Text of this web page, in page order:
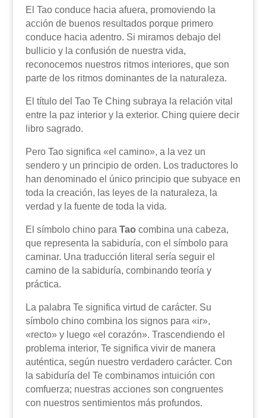
El Tao conduce hacia afuera, promoviendo la
acción de buenos resultados porque primero
conduce hacia adentro. Si miramos debajo del
bullicio y la confusión de nuestra vida,
reconocemos nuestros ritmos interiores, que son
parte de los ritmos dominantes de la naturaleza.
El título del Tao Te Ching subraya la relación vital
entre la paz interior y la exterior. Ching quiere decir
libro sagrado.
Pero Tao significa «el camino», a la vez un
sendero y un principio de orden. Los traductores lo
han denominado el único principio que subyace en
toda la creación, las leyes de la naturaleza, la
verdad y la fuente de toda la vida.
El símbolo chino para Tao combina una cabeza,
que representa la sabiduría, con el símbolo para
caminar. Una traducción literal sería seguir el
camino de la sabiduría, combinando teoría y
práctica.
La palabra Te significa virtud de carácter. Su
símbolo chino combina los signos para «ir»,
«recto» y luego «el corazón». Trascendiendo el
problema interior, Te significa vivir de manera
auténtica, según nuestro verdadero carácter. Con
la sabiduría del Te combinamos intuición con
comfuerza; nuestras acciones son congruentes
con nuestros sentimientos más profundos.